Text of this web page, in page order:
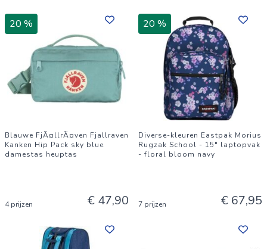
20 %
Blauwe FjÃ¤llrÃ¤ven Fjallraven
Kanken Hip Pack sky blue
damestas heuptas
4 prijzen € 47,90
20 %
Diverse-kleuren Eastpak Morius
Rugzak School - 15" laptopvak
- floral bloom navy
7 prijzen € 67,95